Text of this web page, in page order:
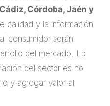
Córdoba, Jaén y
calidad y la información
consumidor serán
del mercado. Lo
del sector es no
y agregar valor al